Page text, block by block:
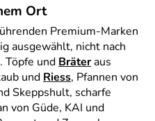
Ort
Premium-Marken
ausgewählt, nicht nach
Töpfe und Bräteraus
und Riess, Pfannen von
Skeppshult, scharfe
von Güde, KAI und